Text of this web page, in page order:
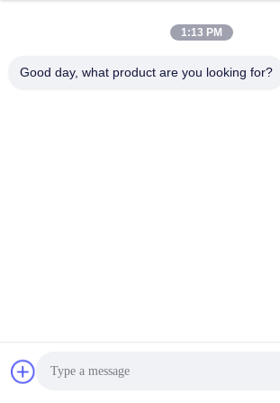
1:13 PM
Good day, what product are you looking for?